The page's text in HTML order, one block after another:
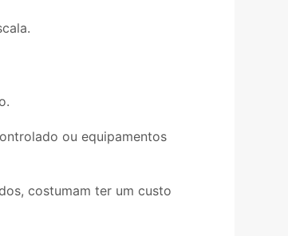
ou equipamentos
costumam ter um custo